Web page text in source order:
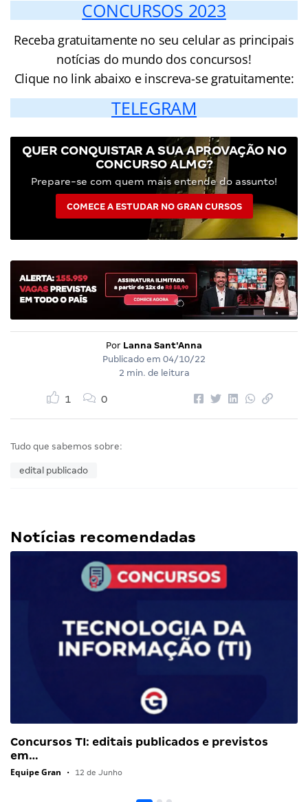
CONCURSOS 2023
Receba gratuitamente no seu celular as principais
notícias do mundo dos concursos!
Clique no link abaixo e inscreva-se gratuitamente:
TELEGRAM
QUER CONQUISTAR A SUA APROVAÇÃO NO
CONCURSO ALMG?
Prepare-se com quem mais entende do assunto!
COMECE A ESTUDAR NO GRAN CURSOS
Por Lanna Sant'Anna
Publicado em 04/10/22
2 min. de leitura
1 0
Tudo que sabemos sobre:
edital publicado
Notícias recomendadas
Concursos TI: editais publicados e previstos
em…
Equipe Gran • 12 de Junho